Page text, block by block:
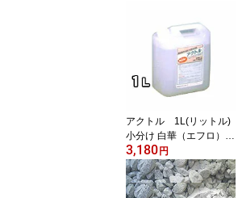
アクトル 1L(リットル)
小分け 白華（エフロ）除
去剤 テクノクリーン特殊
洗浄剤 激安特価
3,180 円